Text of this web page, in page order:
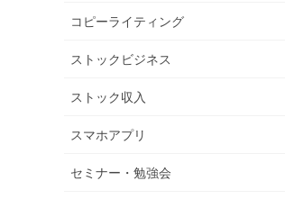
コピーライティング
ストックビジネス
ストック収入
スマホアプリ
セミナー・勉強会